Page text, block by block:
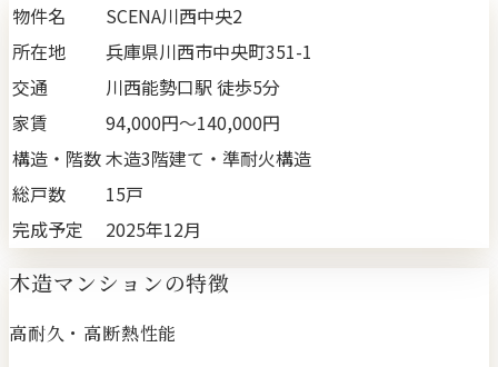
物件名
SCENA川西中央2
所在地
兵庫県川西市中央町351-1
交通
川西能勢口駅 徒歩5分
家賃
94,000円〜140,000円
構造・階数木造3階建て・準耐火構造
総戸数
15戸
完成予定
2025年12月
木造マンションの特徴
高耐久・高断熱性能